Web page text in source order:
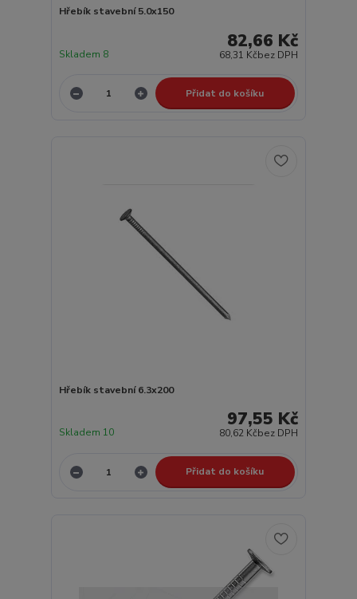
Hřebík stavební 5.0x150
82,66 Kč
68,31 Kčbez DPH
Skladem 8
Přidat do košíku
Hřebík stavební 6.3x200
97,55 Kč
80,62 Kčbez DPH
Skladem 10
Přidat do košíku